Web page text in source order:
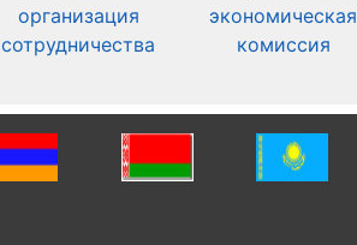
организация
сотрудничества
экономическая
комиссия